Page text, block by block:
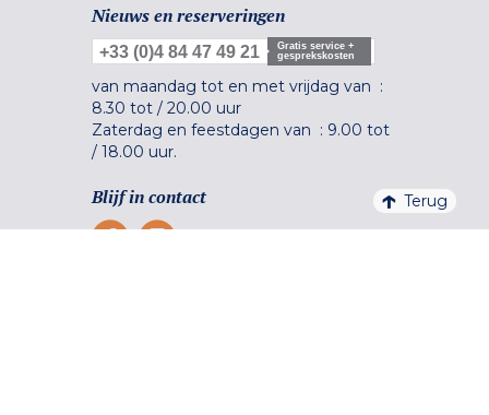
Nieuws en reserveringen
+33 (0)4 84 47 49 21
Gratis service +
gesprekskosten
van maandag tot en met vrijdag van :
8.30 tot / 20.00 uur
Zaterdag en feestdagen van : 9.00 tot
/ 18.00 uur.
Blijf in contact Terug